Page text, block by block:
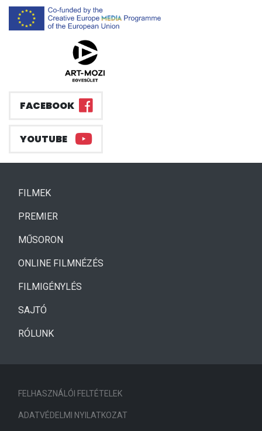
FACEBOOK
YOUTUBE
FILMEK(CURRENT)
PREMIER
MŰSORON
ONLINE FILMNÉZÉS
FILMIGÉNYLÉS
SAJTÓ
RÓLUNK
FELHASZNÁLÓI FELTÉTELEK
ADATVÉDELMI NYILATKOZAT